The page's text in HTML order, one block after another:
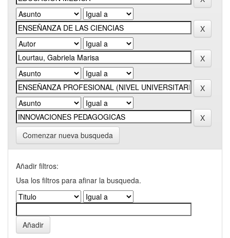
Comenzar nueva busqueda
Añadir filtros:
Usa los filtros para afinar la busqueda.